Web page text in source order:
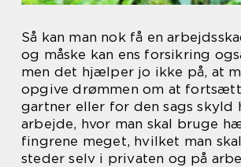
Så kan man nok få en
og måske kan ens forsikring
men det hjælper jo ikke på, at
opgive drømmen om at
gartner eller for den sags skyld
arbejde, hvor man skal bruge
fingrene meget, hvilket man
steder selv i privaten og på